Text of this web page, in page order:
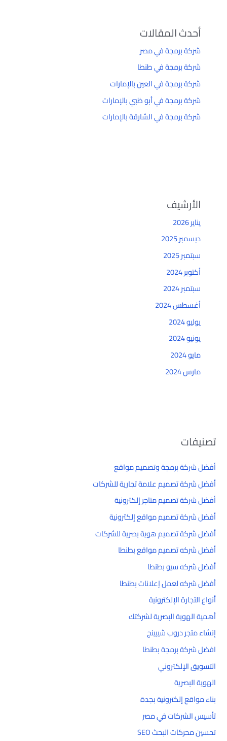
أحدث المقالات
شركة برمجة في مصر
شركة برمجة في طنطا
شركة برمجة في العين بالإمارات
شركة برمجة في أبو ظبي بالإمارات
شركة برمجة في الشارقة بالإمارات
الأرشيف
يناير 2026
ديسمبر 2025
سبتمبر 2025
أكتوبر 2024
سبتمبر 2024
أغسطس 2024
يوليو 2024
يونيو 2024
مايو 2024
مارس 2024
تصنيفات
أفضل شركة برمجة وتصميم مواقع
أفضل شركة تصميم علامة تجارية للشركات
أفضل شركة تصميم متاجر إلكترونية
أفضل شركة تصميم مواقع إلكترونية
أفضل شركة تصميم هوية بصرية للشركات
أفضل شركه تصميم مواقع بطنطا
أفضل شركه سيو بطنطا
أفضل شركه لعمل إعلانات بطنطا
أنواع التجارة الإلكترونية
أهمية الهوية البصرية لشركتك
إنشاء متجر دروب شيبينج
افضل شركة برمجة بطنطا
التسويق الإلكتروني
الهوية البصرية
بناء مواقع إلكترونية بجدة
تأسيس الشركات في مصر
تحسين محركات البحث SEO